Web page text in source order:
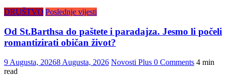
DRUŠTVO Poslednje vijesti
Od St.Barthsa do paštete i paradajza. Jesmo li počeli
romantizirati običan život?
9 Augusta, 20268 Augusta, 2026 Novosti Plus 0 Comments 4 min
read